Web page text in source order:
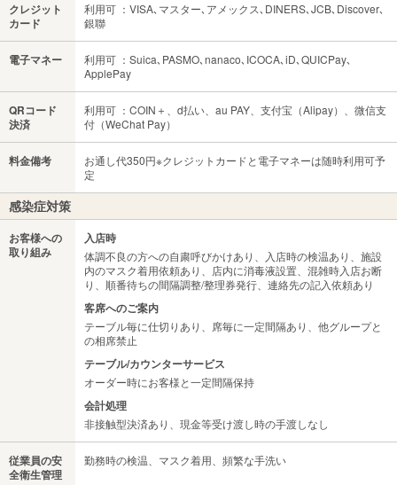
クレジット
カード
利用可 ：VISA､マスター､アメックス､DINERS､JCB､Discover､
銀聯
電子マネー
利用可 ：Suica､PASMO､nanaco､ICOCA､iD､QUICPay､
ApplePay
QRコード
決済
利用可 ：COIN＋、d払い、au PAY、支付宝（Alipay）、微信支
付（WeChat Pay）
料金備考
お通し代350円※クレジットカードと電子マネーは随時利用可予
定
感染症対策
お客様への
取り組み
入店時
体調不良の方への自粛呼びかけあり、入店時の検温あり、施設
内のマスク着用依頼あり、店内に消毒液設置、混雑時入店お断
り、順番待ちの間隔調整/整理券発行、連絡先の記入依頼あり
客席へのご案内
テーブル毎に仕切りあり、席毎に一定間隔あり、他グループと
の相席禁止
テーブル/カウンターサービス
オーダー時にお客様と一定間隔保持
会計処理
非接触型決済あり、現金等受け渡し時の手渡しなし
従業員の安
全衛生管理
勤務時の検温、マスク着用、頻繁な手洗い